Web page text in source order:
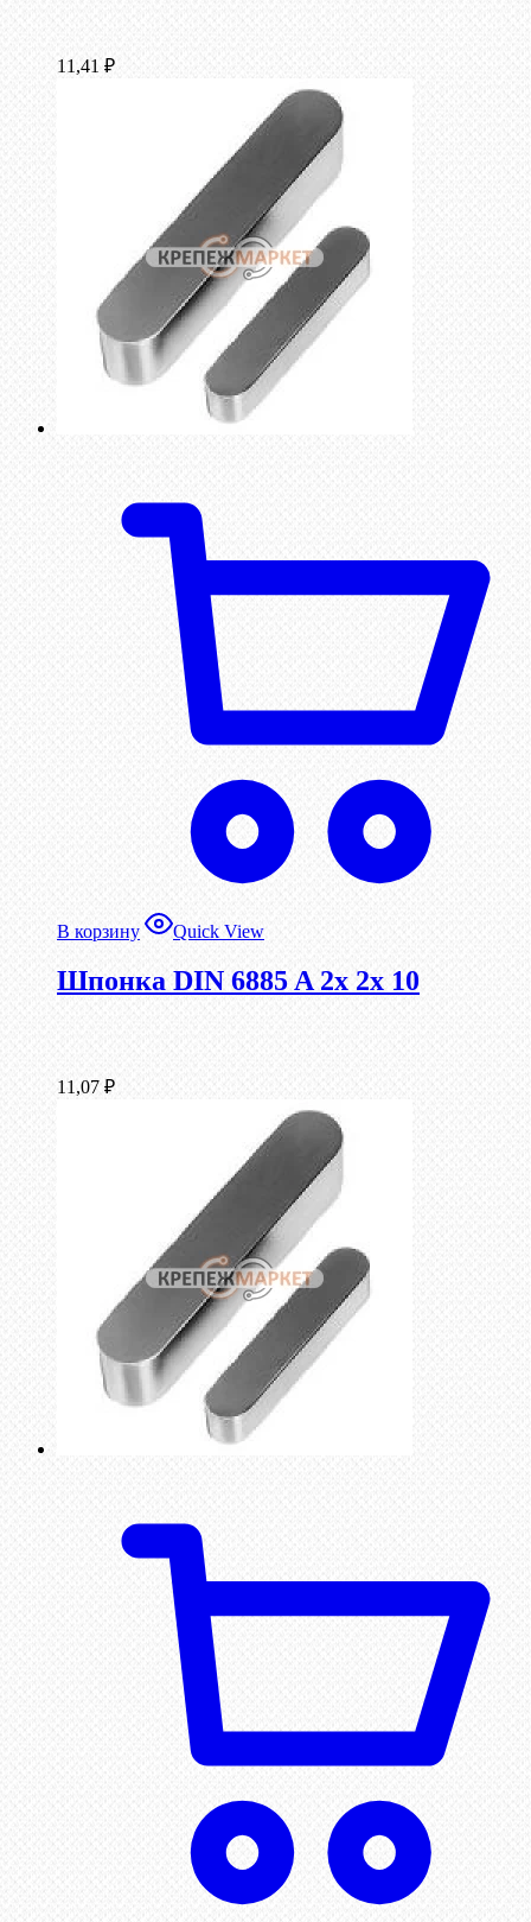
11,41 ₽
В корзину Quick View
Шпонка DIN 6885 A 2x 2x 10
11,07 ₽